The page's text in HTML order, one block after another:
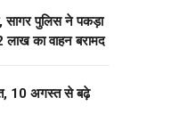
सागर पुलिस ने पकड़ा
लाख का वाहन बरामद
10 अगस्त से बढ़े